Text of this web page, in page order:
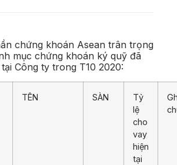
chứng khoán Asean trân trọng
mục chứng khoán ký quỹ đã
Công ty trong T10 2020:
TÊN SÀN
Tỷ
lệ
cho
vay
hiện
tại